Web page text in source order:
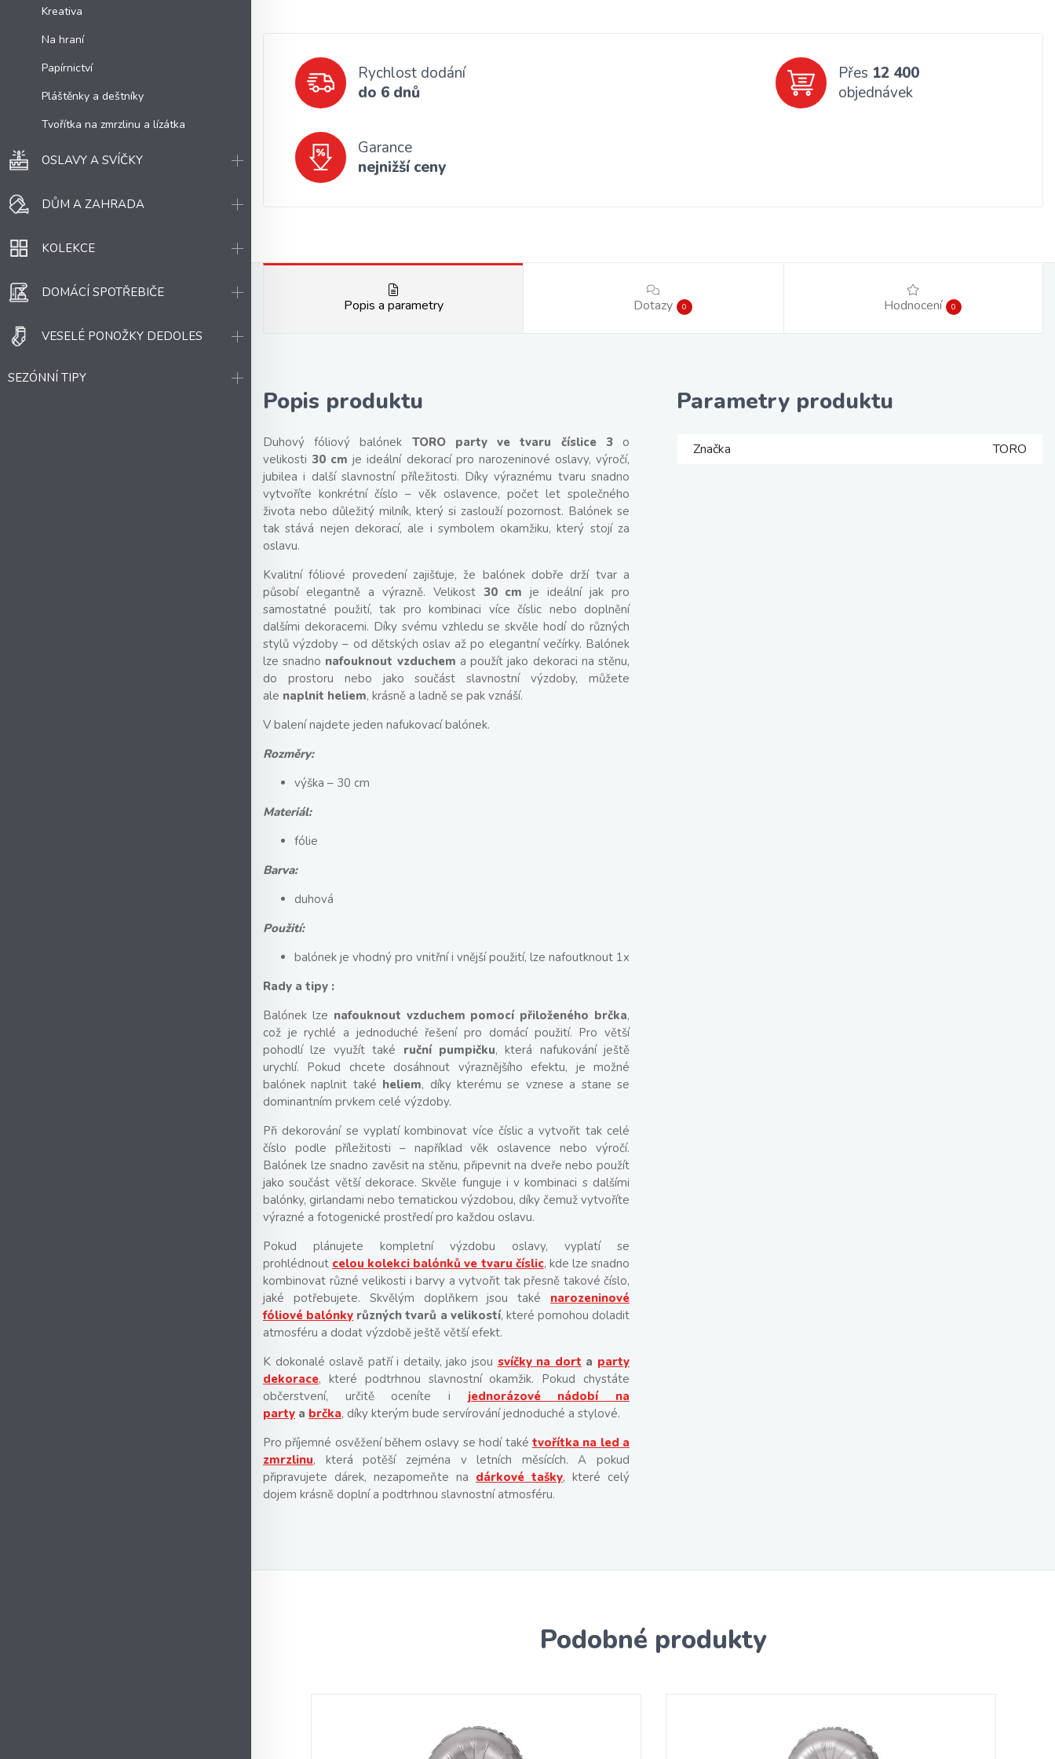
Kreativa
Na hraní
Papírnictví
Pláštěnky a deštníky
Tvořítka na zmrzlinu a lízátka
OSLAVY A SVÍČKY
DŮM A ZAHRADA
KOLEKCE
DOMÁCÍ SPOTŘEBIČE
VESELÉ PONOŽKY DEDOLES
SEZÓNNÍ TIPY
Rychlost dodání
do 6 dnů
Přes 12 400
objednávek
Garance
nejnižší ceny
Popis a parametry Dotazy 0 Hodnocení 0
Popis produktu
Duhový fóliový balónek TORO party ve tvaru číslice 3 o
velikosti 30 cm je ideální dekorací pro narozeninové oslavy, výročí,
jubilea i další slavnostní příležitosti. Díky výraznému tvaru snadno
vytvoříte konkrétní číslo – věk oslavence, počet let společného
života nebo důležitý milník, který si zaslouží pozornost. Balónek se
tak stává nejen dekorací, ale i symbolem okamžiku, který stojí za
oslavu.
Kvalitní fóliové provedení zajišťuje, že balónek dobře drží tvar a
působí elegantně a výrazně. Velikost 30 cm je ideální jak pro
samostatné použití, tak pro kombinaci více číslic nebo doplnění
dalšími dekoracemi. Díky svému vzhledu se skvěle hodí do různých
stylů výzdoby – od dětských oslav až po elegantní večírky. Balónek
lze snadno nafouknout vzduchem a použít jako dekoraci na stěnu,
do prostoru nebo jako součást slavnostní výzdoby, můžete
ale naplnit heliem, krásně a ladně se pak vznáší.
V balení najdete jeden nafukovací balónek.
Rozměry:
výška – 30 cm
Materiál:
fólie
Barva:
duhová
Použití:
balónek je vhodný pro vnitřní i vnější použití, lze nafoutknout 1x
Rady a tipy :
Balónek lze nafouknout vzduchem pomocí přiloženého brčka,
což je rychlé a jednoduché řešení pro domácí použití. Pro větší
pohodlí lze využít také ruční pumpičku, která nafukování ještě
urychlí. Pokud chcete dosáhnout výraznějšího efektu, je možné
balónek naplnit také heliem, díky kterému se vznese a stane se
dominantním prvkem celé výzdoby.
Při dekorování se vyplatí kombinovat více číslic a vytvořit tak celé
číslo podle příležitosti – například věk oslavence nebo výročí.
Balónek lze snadno zavěsit na stěnu, připevnit na dveře nebo použít
jako součást větší dekorace. Skvěle funguje i v kombinaci s dalšími
balónky, girlandami nebo tematickou výzdobou, díky čemuž vytvoříte
výrazné a fotogenické prostředí pro každou oslavu.
Pokud plánujete kompletní výzdobu oslavy, vyplatí se
prohlédnout celou kolekci balónků ve tvaru číslic, kde lze snadno
kombinovat různé velikosti i barvy a vytvořit tak přesně takové číslo,
jaké potřebujete. Skvělým doplňkem jsou také
narozeninové
fóliové balónky různých tvarů a velikostí, které pomohou doladit
atmosféru a dodat výzdobě ještě větší efekt.
K dokonalé oslavě patří i detaily, jako jsou svíčky na dort a party
dekorace, které podtrhnou slavnostní okamžik. Pokud chystáte
občerstvení, určitě oceníte i
jednorázové nádobí na
party a brčka, díky kterým bude servírování jednoduché a stylové.
Pro příjemné osvěžení během oslavy se hodí také tvořítka na led a
zmrzlinu, která potěší zejména v letních měsících. A pokud
připravujete dárek, nezapomeňte na dárkové tašky, které celý
dojem krásně doplní a podtrhnou slavnostní atmosféru.
Parametry produktu
Značka TORO
Podobné produkty